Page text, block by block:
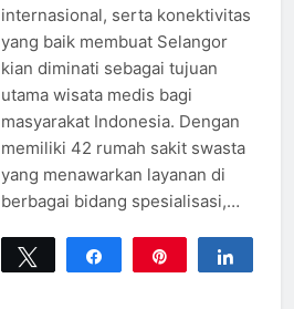
internasional, serta konektivitas
yang baik membuat Selangor
kian diminati sebagai tujuan
utama wisata medis bagi
masyarakat Indonesia. Dengan
memiliki 42 rumah sakit swasta
yang menawarkan layanan di
berbagai bidang spesialisasi,…
Tweet Share